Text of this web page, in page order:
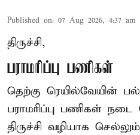
Published on: 07 Aug 2026, 4:37 am
திருச்சி,
பராமரிப்பு பணிகள்
தெற்கு ரெயில்வேயின்
பராமரிப்பு பணிகள் நடை
திருச்சி வழியாக